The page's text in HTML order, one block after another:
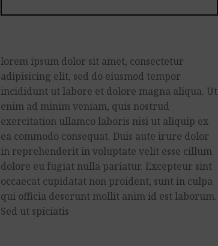
lorem ipsum dolor sit amet, consectetur
adipisicing elit, sed do eiusmod tempor
incididunt ut labore et dolore magna aliqua. Ut
enim ad minim veniam, quis nostrud
exercitation ullamco laboris nisi ut aliquip ex
ea commodo consequat. Duis aute irure dolor
in reprehenderit in voluptate velit esse cillum
dolore eu fugiat nulla pariatur. Excepteur sint
occaecat cupidatat non proident, sunt in culpa
qui officia deserunt mollit anim id est laborum.
Sed ut spiciatis